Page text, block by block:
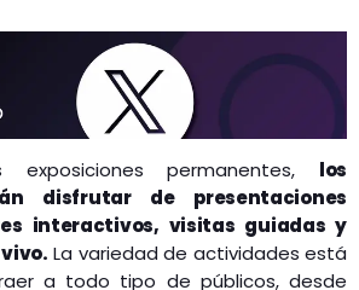
permanentes, los
disfrutar de presentaciones
interactivos, visitas guiadas y
La variedad de actividades está
a todo tipo de públicos, desde